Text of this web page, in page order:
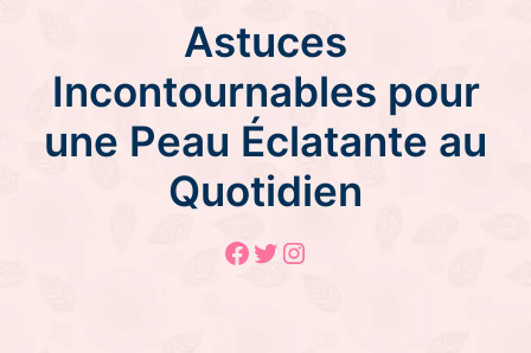
Astuces
Incontournables pour
une Peau Éclatante au
Quotidien
Facebook
Twitter
Instagram